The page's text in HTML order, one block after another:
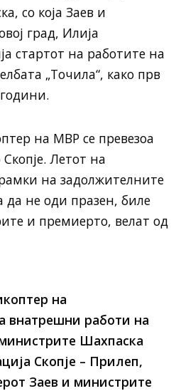
со која Заев и
град, Илија
стартот на работите на
„Точила“, како прв
на МВР се превезоа
Летот на
на задолжителните
да не оди празен, биле
и премиерто, велат од
на
внатрешни работи на
Шахпаска
Скопје – Прилеп,
Заев и министрите